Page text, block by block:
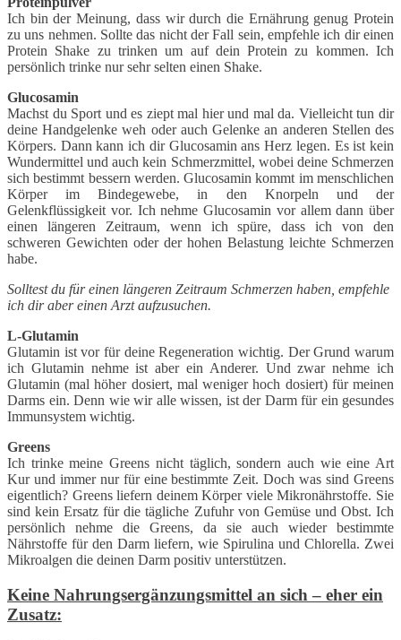
Ich bin der Meinung, dass wir durch die Ernährung genug Protein
zu uns nehmen. Sollte das nicht der Fall sein, empfehle ich dir einen
Protein Shake zu trinken um auf dein Protein zu kommen. Ich
persönlich trinke nur sehr selten einen Shake.
Glucosamin
Machst du Sport und es ziept mal hier und mal da. Vielleicht tun dir
deine Handgelenke weh oder auch Gelenke an anderen Stellen des
Körpers. Dann kann ich dir Glucosamin ans Herz legen. Es ist kein
Wundermittel und auch kein Schmerzmittel, wobei deine Schmerzen
sich bestimmt bessern werden. Glucosamin kommt im menschlichen
Körper im Bindegewebe, in den Knorpeln und der
Gelenkflüssigkeit vor. Ich nehme Glucosamin vor allem dann über
einen längeren Zeitraum, wenn ich spüre, dass ich von den
schweren Gewichten oder der hohen Belastung leichte Schmerzen
habe.
Solltest du für einen längeren Zeitraum Schmerzen haben, empfehle
ich dir aber einen Arzt aufzusuchen.
L-Glutamin
Glutamin ist vor für deine Regeneration wichtig. Der Grund warum
ich Glutamin nehme ist aber ein Anderer. Und zwar nehme ich
Glutamin (mal höher dosiert, mal weniger hoch dosiert) für meinen
Darms ein. Denn wie wir alle wissen, ist der Darm für ein gesundes
Immunsystem wichtig.
Greens
Ich trinke meine Greens nicht täglich, sondern auch wie eine Art
Kur und immer nur für eine bestimmte Zeit. Doch was sind Greens
eigentlich? Greens liefern deinem Körper viele Mikronährstoffe. Sie
sind kein Ersatz für die tägliche Zufuhr von Gemüse und Obst. Ich
persönlich nehme die Greens, da sie auch wieder bestimmte
Nährstoffe für den Darm liefern, wie Spirulina und Chlorella. Zwei
Mikroalgen die deinen Darm positiv unterstützen.
Keine Nahrungsergänzungsmittel an sich – eher ein
Zusatz: